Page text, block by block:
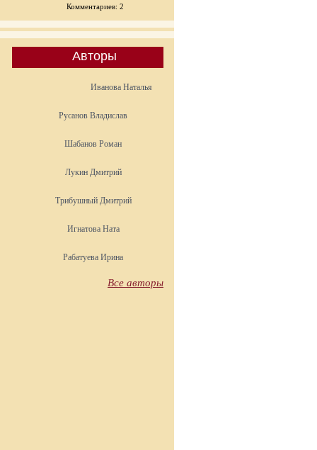
Комментариев: 2
Авторы
Иванова Наталья
Русанов Владислав
Шабанов Роман
Лукин Дмитрий
Трибушный Дмитрий
Игнатова Ната
Рабатуева Ирина
Все авторы